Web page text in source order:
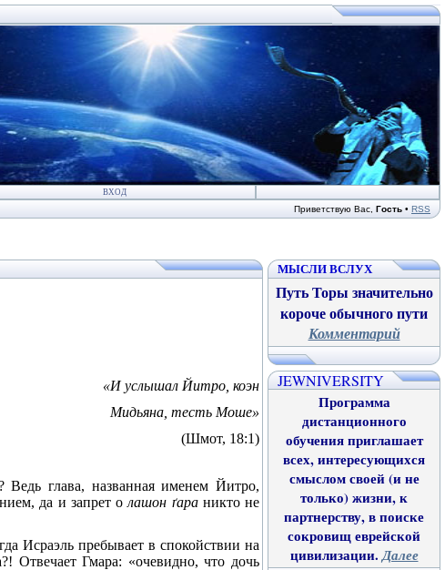
ВХОД
Приветствую Вас Гость • RSS
«И услышал Йитро, коэн
Мидьяна, тесть Моше»
(Шмот, 18:1)
глава, названная именем Йитро,
да и запрет олашон ґара никто не
Исраэль пребывает в спокойствии на
Отвечает Гмара: «очевидно, что дочь
МЫСЛИ ВСЛУХ
Путь Торы значительно
короче обычного пути
Комментарий
JEWNIVERSITY
Программа
дистанционного
обучения приглашает
всех, интересующихся
смыслом своей (и не
только) жизни, к
партнерству, в поиске
сокровищ еврейской
цивилизации.Далее